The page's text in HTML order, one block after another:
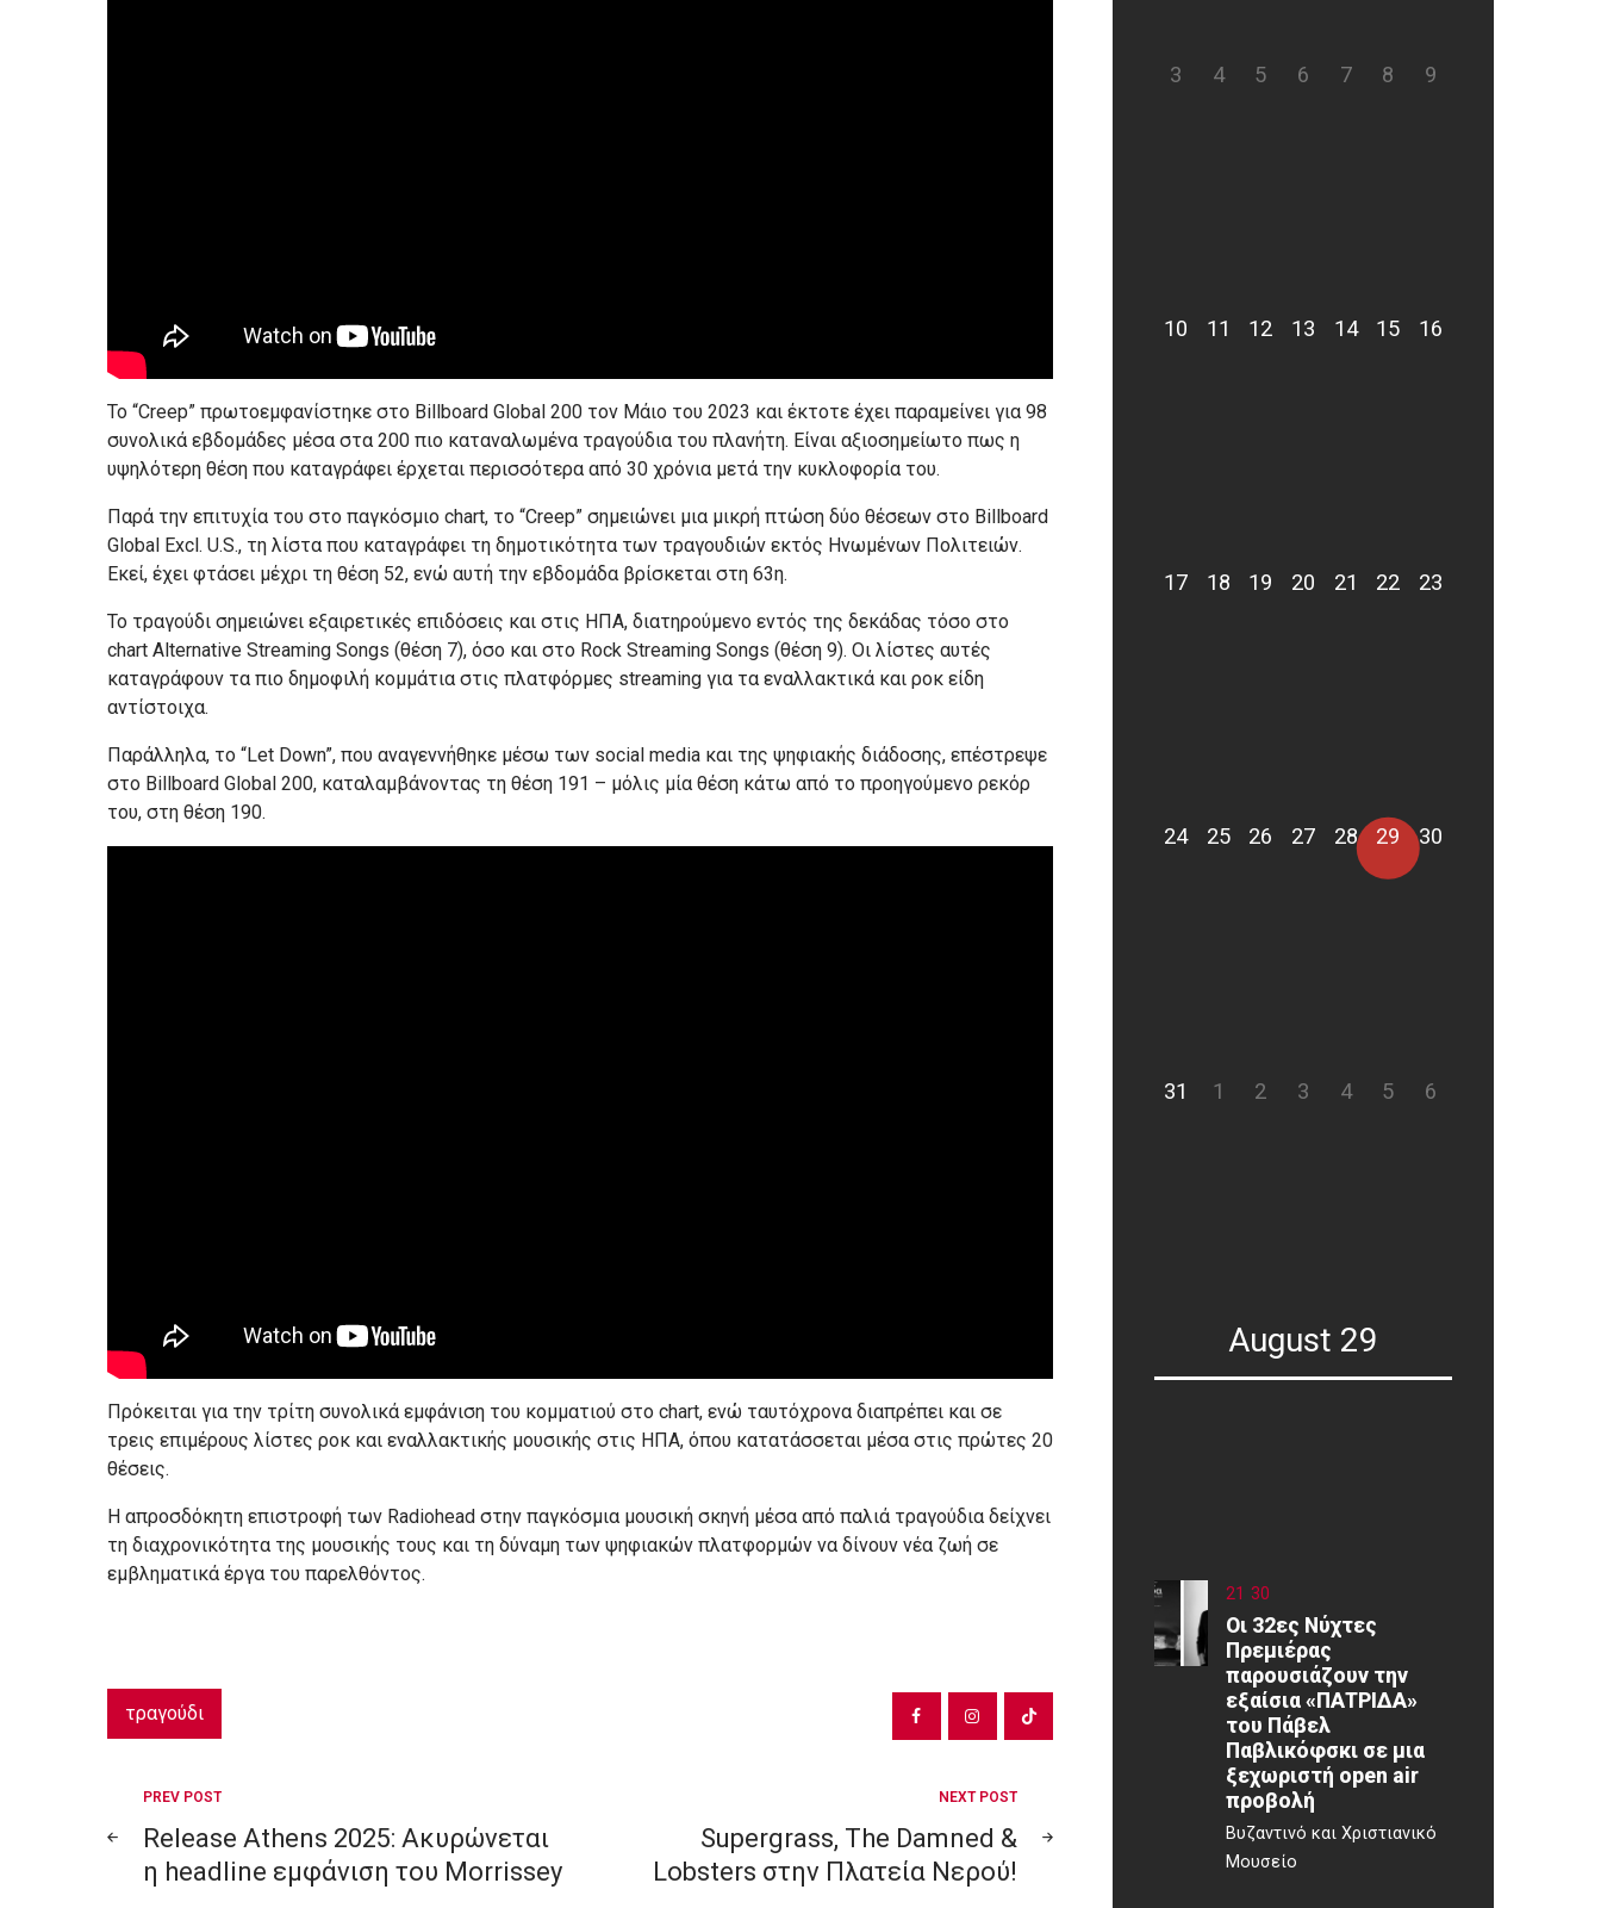
Το “Creep” πρωτοεμφανίστηκε στο Billboard Global 200 τον Μάιο του 2023 και έκτοτε έχει παραμείνει για 98
συνολικά εβδομάδες μέσα στα 200 πιο καταναλωμένα τραγούδια του πλανήτη. Είναι αξιοσημείωτο πως η
υψηλότερη θέση που καταγράφει έρχεται περισσότερα από 30 χρόνια μετά την κυκλοφορία του.
Παρά την επιτυχία του στο παγκόσμιο chart, το “Creep” σημειώνει μια μικρή πτώση δύο θέσεων στο Billboard
Global Excl. U.S., τη λίστα που καταγράφει τη δημοτικότητα των τραγουδιών εκτός Ηνωμένων Πολιτειών.
Εκεί, έχει φτάσει μέχρι τη θέση 52, ενώ αυτή την εβδομάδα βρίσκεται στη 63η.
Το τραγούδι σημειώνει εξαιρετικές επιδόσεις και στις ΗΠΑ, διατηρούμενο εντός της δεκάδας τόσο στο
chart Alternative Streaming Songs (θέση 7), όσο και στο Rock Streaming Songs (θέση 9). Οι λίστες αυτές
καταγράφουν τα πιο δημοφιλή κομμάτια στις πλατφόρμες streaming για τα εναλλακτικά και ροκ είδη
αντίστοιχα.
Παράλληλα, το “Let Down”, που αναγεννήθηκε μέσω των social media και της ψηφιακής διάδοσης, επέστρεψε
στο Billboard Global 200, καταλαμβάνοντας τη θέση 191 – μόλις μία θέση κάτω από το προηγούμενο ρεκόρ
του, στη θέση 190.
Πρόκειται για την τρίτη συνολικά εμφάνιση του κομματιού στο chart, ενώ ταυτόχρονα διαπρέπει και σε
τρεις επιμέρους λίστες ροκ και εναλλακτικής μουσικής στις ΗΠΑ, όπου κατατάσσεται μέσα στις πρώτες 20
θέσεις.
Η απροσδόκητη επιστροφή των Radiohead στην παγκόσμια μουσική σκηνή μέσα από παλιά τραγούδια δείχνει
τη διαχρονικότητα της μουσικής τους και τη δύναμη των ψηφιακών πλατφορμών να δίνουν νέα ζωή σε
εμβληματικά έργα του παρελθόντος.
τραγούδι
Post
navigation
PREV POST
Release Athens 2025: Ακυρώνεται
η headline εμφάνιση του Morrissey
NEXT POST
Supergrass, The Damned &
Lobsters στην Πλατεία Νερού!
3 4 5 6 7 8 9
10 11 12 13 14 15 16
17 18 19 20 21 22 23
24 25 26 27 28 29 30
31 1 2 3 4 5 6
August 29
21 30
Οι 32ες Νύχτες
Πρεμιέρας
παρουσιάζουν την
εξαίσια «ΠΑΤΡΙΔΑ»
του Πάβελ
Παβλικόφσκι σε μια
ξεχωριστή open air
προβολή
Βυζαντινό και Χριστιανικό
Μουσείο